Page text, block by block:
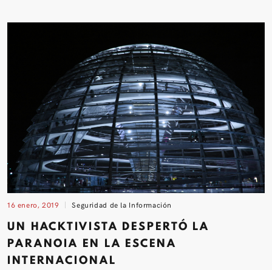
16 enero, 2019 Seguridad de la Información
UN HACKTIVISTA DESPERTÓ LA
PARANOIA EN LA ESCENA
INTERNACIONAL